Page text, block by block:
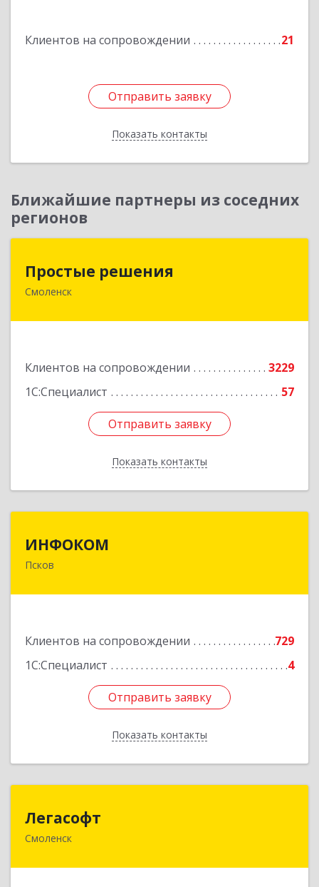
Клиентов на сопровождении 21
Отправить заявку
Показать контакты
Отправить заявку
Назад
Ближайшие партнеры из соседних
регионов
Простые решения
Смоленск
Клиентов на сопровождении
3229
1С:Специалист
57
Отправить заявку
Показать контакты
214015, Смоленская обл, Смоленск г, Большая
Отправить заявку
Назад
ИНФОКОМ
Псков
Клиентов на сопровождении
729
1С:Специалист
4
Отправить заявку
Показать контакты
180000, Псковская обл, Псков г, Советская ул,
Отправить заявку
Назад
Легасофт
Смоленск214018, Смоленская обл, Смоленск г, Ново-